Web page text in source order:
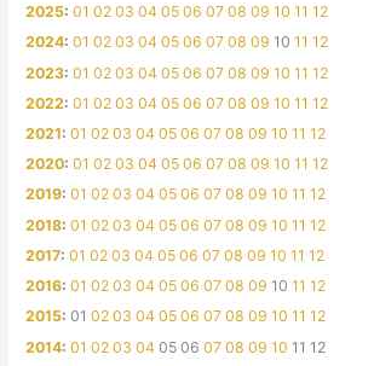
2025:01 02 03 04 05 06 07 08 09 10 11 12
2024:01 02 03 04 05 06 07 08 09 10 11 12
2023:01 02 03 04 05 06 07 08 09 10 11 12
2022:01 02 03 04 05 06 07 08 09 10 11 12
2021:01 02 03 04 05 06 07 08 09 10 11 12
2020:01 02 03 04 05 06 07 08 09 10 11 12
2019:01 02 03 04 05 06 07 08 09 10 11 12
2018:01 02 03 04 05 06 07 08 09 10 11 12
2017:01 02 03 04 05 06 07 08 09 10 11 12
2016:01 02 03 04 05 06 07 08 09 10 11 12
2015:01 02 03 04 05 06 07 08 09 10 11 12
2014:01 02 03 04 05 06 07 08 09 10 11 12